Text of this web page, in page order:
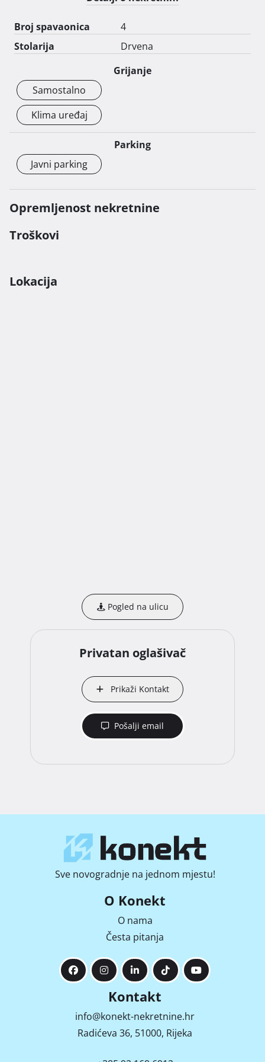
Broj spavaonica
4
Stolarija
Drvena
Grijanje
Samostalno
Klima uređaj
Parking
Javni parking
Opremljenost nekretnine
Troškovi
Lokacija
Pogled na ulicu
Privatan oglašivač
Prikaži Kontakt
Pošalji email
Sve novogradnje na jednom mjestu!
O Konekt
O nama
Česta pitanja
Kontakt
info@konekt-nekretnine.hr
Radićeva 36, 51000, Rijeka